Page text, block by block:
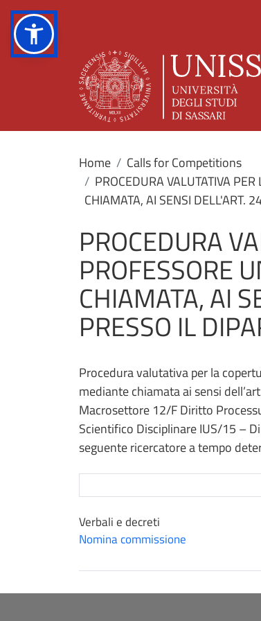
Home
Calls for Competitions
PROCEDURA VALUTATIVA
CHIAMATA, AI SENSI DELL'ART.
PROCEDURA
PROFESSORE
CHIAMATA, AI
PRESSO IL
Procedura valutativa per la
mediante chiamata ai sensi
Macrosettore 12/F Diritto
Scientifico Disciplinare IUS/15 –
seguente ricercatore a tempo
Verbali e decreti
Nomina commissione